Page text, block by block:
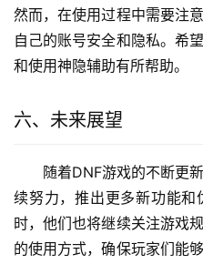
然而，在使用过程中需要注
自己的账号安全和隐私。希
和使用神隐辅助有所帮助。
六、未来展望
随着DNF游戏的不断更
续努力，推出更多新功能和
时，他们也将继续关注游戏
的使用方式，确保玩家们能